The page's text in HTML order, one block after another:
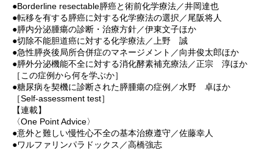
●Borderline resectable膵癌と術前化学療法／井岡達也
●転移を有する膵癌に対する化学療法の選択／尾阪将人
●膵内分泌腫瘍の診断・治療方針／伊東文子ほか
●切除不能胆道癌に対する化学療法／上野 誠
●急性膵炎後局所合併症のマネージメント／向井俊太郎ほか
●膵外分泌機能不全に対する消化酵素補充療法／正宗 淳ほか
［この症例から何を学ぶか］
●糖尿病を契機に診断された膵腫瘍の症例／水野 卓ほか
［Self-assessment test］
【連載】
〈One Point Advice〉
●意外と難しい慢性心不全の基本治療遵守／佐藤幸人
●ワルファリンパラドックス／高橋強志